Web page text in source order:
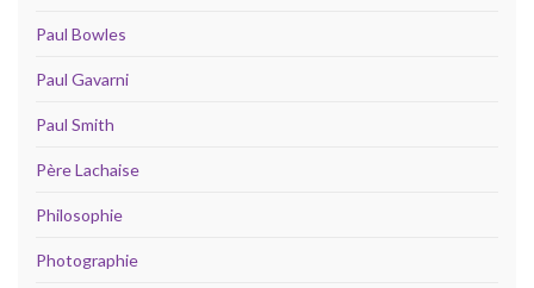
Paul Bowles
Paul Gavarni
Paul Smith
Père Lachaise
Philosophie
Photographie